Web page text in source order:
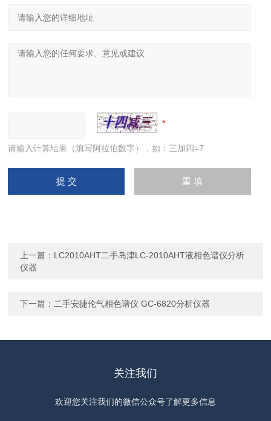
请输入计算结果（填写阿拉伯数字），如：三加四=7
上一篇： LC2010AHT二手岛津LC-2010AHT液相色谱仪分析
仪器
下一篇： 二手安捷伦气相色谱仪 GC-6820分析仪器
关注我们
欢迎您关注我们的微信公众号了解更多信息